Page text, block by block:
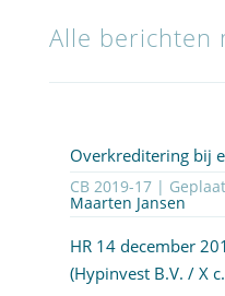
Alle berichten
Overkreditering bij
CB 2019-17 |
Maarten Jansen
HR 14 december
(Hypinvest B.V. / X